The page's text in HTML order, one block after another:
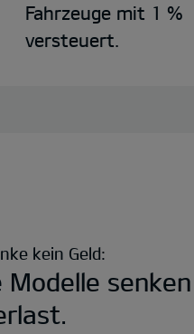
Fahrzeuge mit 1 %
versteuert.
kein Geld:
Modelle